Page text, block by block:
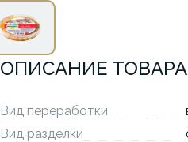
ОПИСАНИЕ ТОВАРА
Вид переработки
Вид разделки